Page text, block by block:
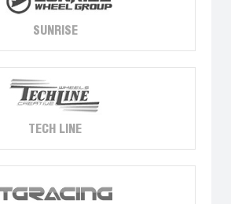
SUNRISE
TECH LINE